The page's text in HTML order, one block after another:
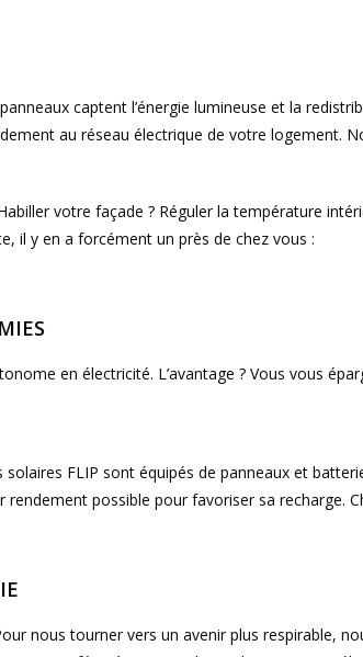
captent l’énergie lumineuse et la
au réseau électrique de votre logement.
votre façade ? Réguler la température
il y en a forcément un près de chez vous :
en électricité. L’avantage ? Vous vous
FLIP sont équipés de panneaux et
possible pour favoriser sa recharge.
nous tourner vers un avenir plus respirable,